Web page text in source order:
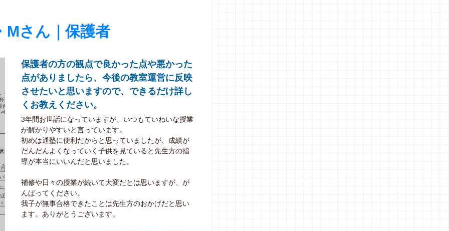
Mさん｜保護者
保護者の方の観点で良かった点や悪かった
点がありましたら、今後の教室運営に反映
させたいと思いますので、できるだけ詳し
くお教えください。
3年間お世話になっていますが、いつもていねいな授業
が解かりやすいと言っています。
初めは通塾に便利だからと思っていましたが、成績が
だんだんよくなっていく子供を見ていると先生方の指
導が本当にいいんだと思いました。
補修や日々の授業が続いて大変だとは思いますが、が
んばってください。
我子が無事合格できたことは先生方のおかげだと思い
ます。ありがとうございます。